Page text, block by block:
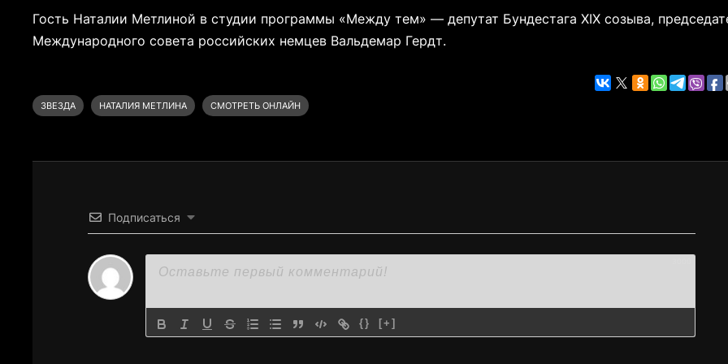
Гость Наталии Метлиной в студии программы «Между тем» — депутат Бундестага XIX созыва,
Международного совета российских немцев Вальдемар Гердт.
ЗВЕЗДА НАТАЛИЯ МЕТЛИНА СМОТРЕТЬ ОНЛАЙН
Подписаться
{} [+]